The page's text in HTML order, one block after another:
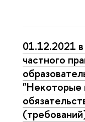
01.12.2021
частного
"Некоторые